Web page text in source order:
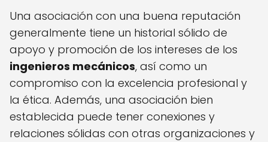
Una asociación con una buena reputación
generalmente tiene un historial sólido de
apoyo y promoción de los intereses de los
ingenieros mecánicos, así como un
compromiso con la excelencia profesional y
la ética. Además, una asociación bien
establecida puede tener conexiones y
relaciones sólidas con otras organizaciones y